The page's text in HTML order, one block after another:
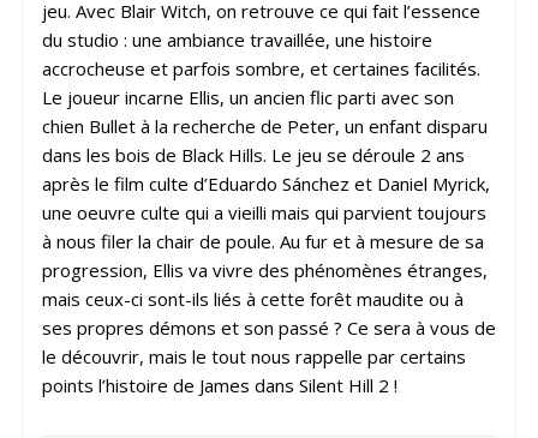
jeu. Avec Blair Witch, on retrouve ce qui fait l’essence
du studio : une ambiance travaillée, une histoire
accrocheuse et parfois sombre, et certaines facilités.
Le joueur incarne Ellis, un ancien flic parti avec son
chien Bullet à la recherche de Peter, un enfant disparu
dans les bois de Black Hills. Le jeu se déroule 2 ans
après le film culte d’Eduardo Sánchez et Daniel Myrick,
une oeuvre culte qui a vieilli mais qui parvient toujours
à nous filer la chair de poule. Au fur et à mesure de sa
progression, Ellis va vivre des phénomènes étranges,
mais ceux-ci sont-ils liés à cette forêt maudite ou à
ses propres démons et son passé ? Ce sera à vous de
le découvrir, mais le tout nous rappelle par certains
points l’histoire de James dans Silent Hill 2 !